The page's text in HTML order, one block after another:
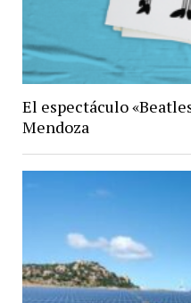
El espectáculo
Mendoza